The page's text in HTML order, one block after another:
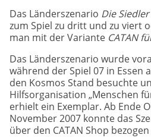
Das Länderszenario Die
zum Spiel zu dritt und zu viert
man mit der Variante CATAN
Das Länderszenario wurde
während der Spiel 07 in Essen
den Kosmos Stand besuchte
Hilfsorganisation „Menschen
erhielt ein Exemplar. Ab Ende
November 2007 konnte das
über den CATAN Shop